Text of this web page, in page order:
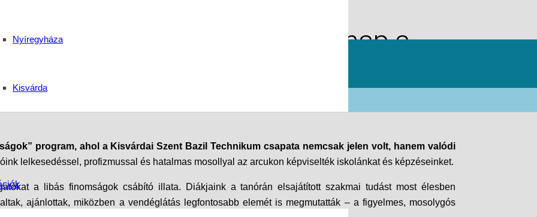
Nyíregyháza
Kisvárda
élmények – Márton-nap a
csapatával
program, ahol a Kisvárdai Szent Bazil Technikum csapata nemcsak jelen volt, hanem valódi
lelkesedéssel, profizmussal és hatalmas mosollyal az arcukon képviselték iskolánkat és képzéseinket.
a libás finomságok csábító illata. Diákjaink a tanórán elsajátított szakmai tudást most élesben
ajánlottak, miközben a vendéglátás legfontosabb elemét is megmutatták – a figyelmes, mosolygós